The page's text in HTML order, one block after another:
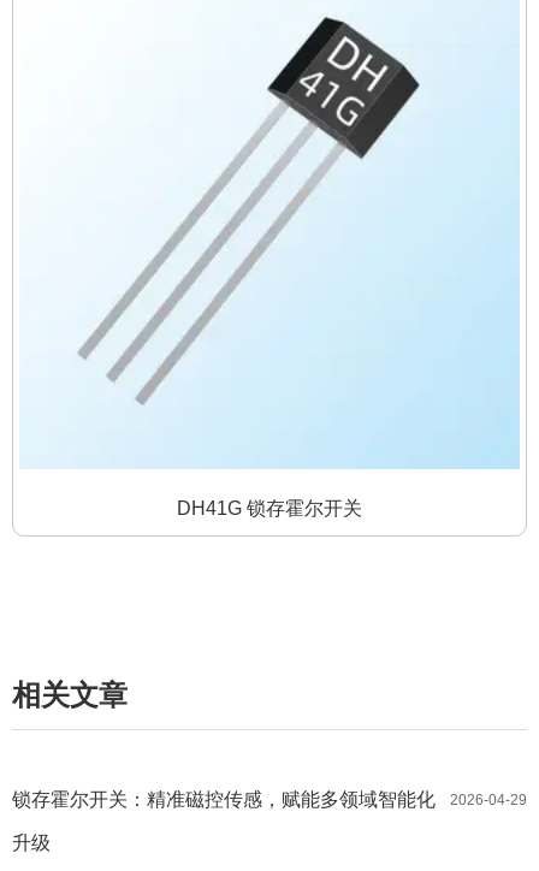
DH41G 锁存霍尔开关
相关文章
2026-04-29
锁存霍尔开关：精准磁控传感，赋能多领域智能化
升级